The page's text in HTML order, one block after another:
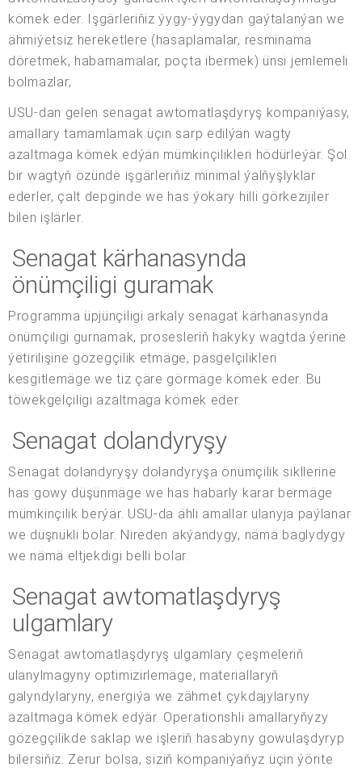
kömek eder. Işgärleriňiz ýygy-ýygydan gaýtalanýan we
ähmiýetsiz hereketlere (hasaplamalar, resminama
döretmek, habarnamalar, poçta ibermek) ünsi jemlemeli
bolmazlar;
USU-dan gelen senagat awtomatlaşdyryş kompaniýasy,
amallary tamamlamak üçin sarp edilýän wagty
azaltmaga kömek edýän mümkinçilikleri hödürleýär. Şol
bir wagtyň özünde işgärleriňiz minimal ýalňyşlyklar
ederler, çalt depginde we has ýokary hilli görkezijiler
bilen işlärler.
Senagat kärhanasynda
önümçiligi guramak
Programma üpjünçiligi arkaly senagat kärhanasynda
önümçiligi gurnamak, prosesleriň hakyky wagtda ýerine
ýetirilişine gözegçilik etmäge, päsgelçilikleri
kesgitlemäge we tiz çäre görmäge kömek eder. Bu
töwekgelçiligi azaltmaga kömek eder.
Senagat dolandyryşy
Senagat dolandyryşy dolandyryşa önümçilik sikllerine
has gowy düşünmäge we has habarly karar bermäge
mümkinçilik berýär. USU-da ähli amallar ulanyja paýlanar
we düşnükli bolar. Nireden akýandygy, nämä baglydygy
we nämä eltjekdigi belli bolar.
Senagat awtomatlaşdyryş
ulgamlary
Senagat awtomatlaşdyryş ulgamlary çeşmeleriň
ulanylmagyny optimizirlemäge, materiallaryň
galyndylaryny, energiýa we zähmet çykdajylaryny
azaltmaga kömek edýär. Operationshli amallaryňyzy
gözegçilikde saklap we işleriň hasabyny gowulaşdyryp
bilersiňiz. Zerur bolsa, siziň kompaniýaňyz üçin ýörite